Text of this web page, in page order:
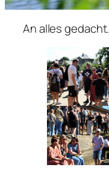
An alles gedacht.